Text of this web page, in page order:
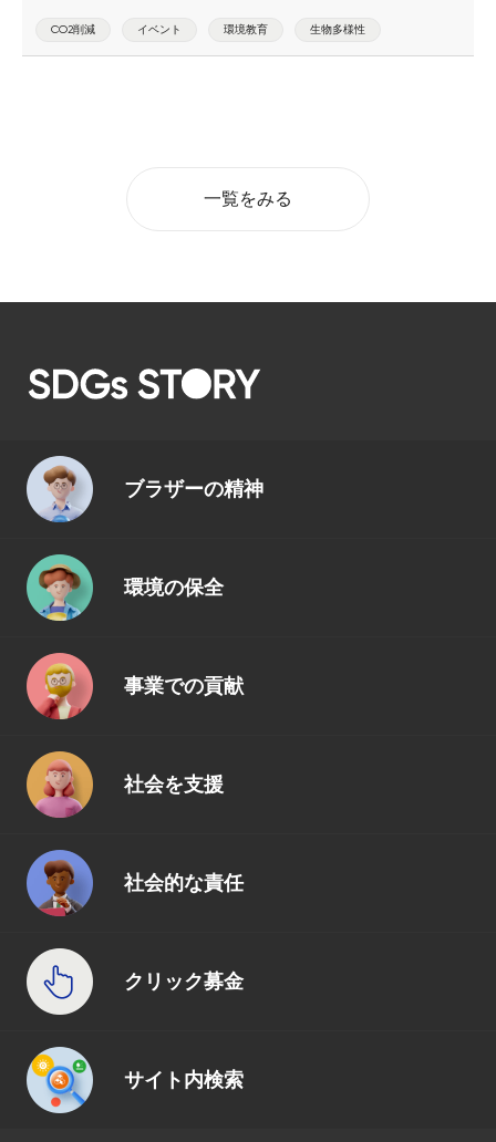
CO2削減 イベント 環境教育 生物多様性
一覧をみる
ブラザーの精神
環境の保全
事業での貢献
社会を支援
社会的な責任
クリック募金
サイト内検索